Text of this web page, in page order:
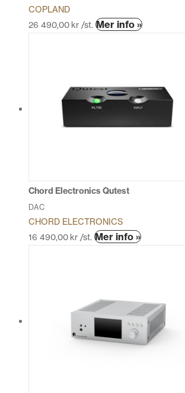
COPLAND
26 490,00 kr /st. Mer info »Den
varianter.
De
Chord Electronics Qutest
DAC
CHORD ELECTRONICS
16 490,00 kr /st. Mer info »Den
varianter.
De
olika
alternativen